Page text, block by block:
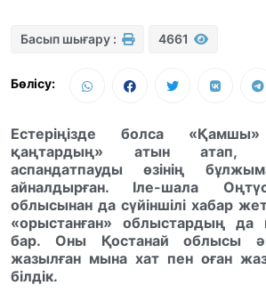
Басып шығару : 4661
Бөлісу:
Естеріңізде болса
қаңтардың» атын атап,
аспандатпауды өзінің
айналдырған. Іле-шала
облысынан да сүйіншілі хабар
«орыстанған» облыстардың да
бар. Оны Қостанай облысы
жазылған мына хат пен оған
білдік.